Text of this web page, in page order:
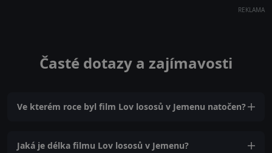
REKLAMA
Časté dotazy a zajímavosti
Ve kterém roce byl film Lov lososů v Jemenu natočen?
Jaká je délka filmu Lov lososů v Jemenu?